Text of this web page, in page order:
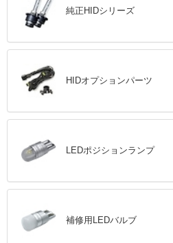
純正HIDシリーズ
HIDオプションパーツ
LEDポジションランプ
補修用LEDバルブ